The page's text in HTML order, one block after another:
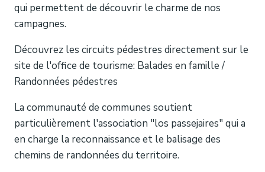
qui permettent de découvrir le charme de nos
campagnes.
Découvrez les circuits pédestres directement sur le
site de l'office de tourisme: Balades en famille /
Randonnées pédestres
La communauté de communes soutient
particulièrement l'association "los passejaires" qui a
en charge la reconnaissance et le balisage des
chemins de randonnées du territoire.